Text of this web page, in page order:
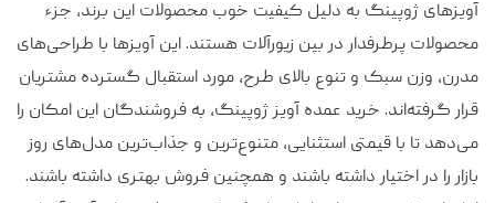
آویزهای ژوپینگ به دلیل کیفیت خوب محصولات این برند، جزء
محصولات پرطرفدار در بین زیورآلات هستند. این آویزها با طراحی‌های
مدرن، وزن سبک و تنوع بالای طرح، مورد استقبال گسترده مشتریان
قرار گرفته‌اند. خرید عمده آویز ژوپینگ، به فروشندگان این امکان را
می‌دهد تا با قیمتی استثنایی، متنوع‌ترین و جذاب‌ترین مدل‌های روز
بازار را در اختیار داشته باشند و همچنین فروش بهتری داشته باشند.